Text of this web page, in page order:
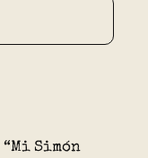
“Mi Simón